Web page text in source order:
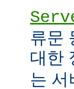
류문
대한
는 서